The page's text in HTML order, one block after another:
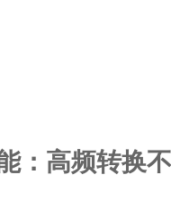
：高频转换